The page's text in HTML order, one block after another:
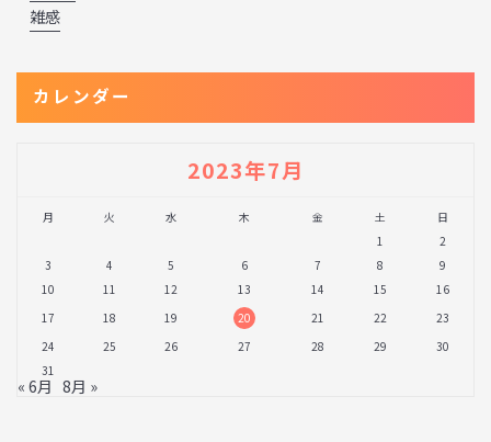
雑感
カレンダー
2023年7月
月 火 水 木 金 土
日
1
2
3
4 5 6 7 8
9
10
11 12 13 14 15
16
17
18 19 20 21 22
23
24
25 26 27 28 29
30
31
« 6月 8月 »